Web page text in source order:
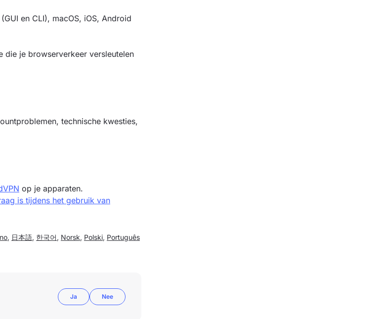
en CLI), macOS, iOS, Android
die je browserverkeer versleutelen
technische kwesties,
op je apparaten.
is tijdens het gebruik van
, 日本語, 한국어 , Norsk, Polski, Português
Ja Nee